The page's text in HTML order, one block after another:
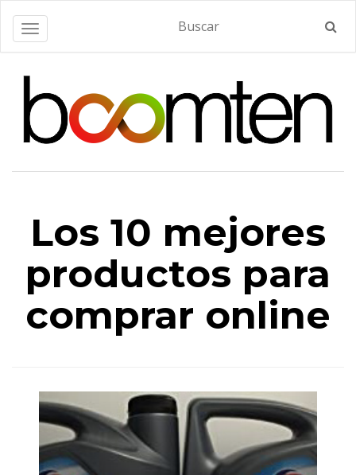
Alternar navegación
Los 10 mejores
productos para
comprar online